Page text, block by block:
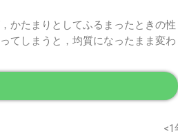
たまりとしてふるまったときの性
てしまうと，均質になったまま変わ
<1